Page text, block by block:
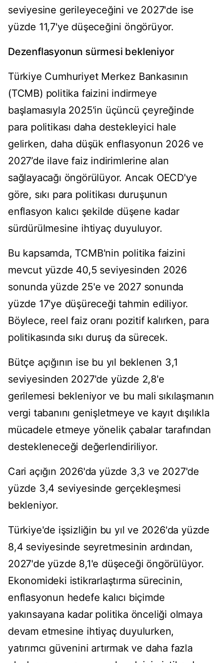
seviyesine gerileyeceğini ve 2027'de ise
yüzde 11,7'ye düşeceğini öngörüyor.
Dezenflasyonun sürmesi bekleniyor
Türkiye Cumhuriyet Merkez Bankasının
(TCMB) politika faizini indirmeye
başlamasıyla 2025'in üçüncü çeyreğinde
para politikası daha destekleyici hale
gelirken, daha düşük enflasyonun 2026 ve
2027’de ilave faiz indirimlerine alan
sağlayacağı öngörülüyor. Ancak OECD'ye
göre, sıkı para politikası duruşunun
enflasyon kalıcı şekilde düşene kadar
sürdürülmesine ihtiyaç duyuluyor.
Bu kapsamda, TCMB'nin politika faizini
mevcut yüzde 40,5 seviyesinden 2026
sonunda yüzde 25'e ve 2027 sonunda
yüzde 17'ye düşüreceği tahmin ediliyor.
Böylece, reel faiz oranı pozitif kalırken, para
politikasında sıkı duruş da sürecek.
Bütçe açığının ise bu yıl beklenen 3,1
seviyesinden 2027'de yüzde 2,8'e
gerilemesi bekleniyor ve bu mali sıkılaşmanın
vergi tabanını genişletmeye ve kayıt dışılıkla
mücadele etmeye yönelik çabalar tarafından
destekleneceği değerlendiriliyor.
Cari açığın 2026'da yüzde 3,3 ve 2027'de
yüzde 3,4 seviyesinde gerçekleşmesi
bekleniyor.
Türkiye'de işsizliğin bu yıl ve 2026'da yüzde
8,4 seviyesinde seyretmesinin ardından,
2027'de yüzde 8,1'e düşeceği öngörülüyor.
Ekonomideki istikrarlaştırma sürecinin,
enflasyonun hedefe kalıcı biçimde
yakınsayana kadar politika önceliği olmaya
devam etmesine ihtiyaç duyulurken,
yatırımcı güvenini artırmak ve daha fazla